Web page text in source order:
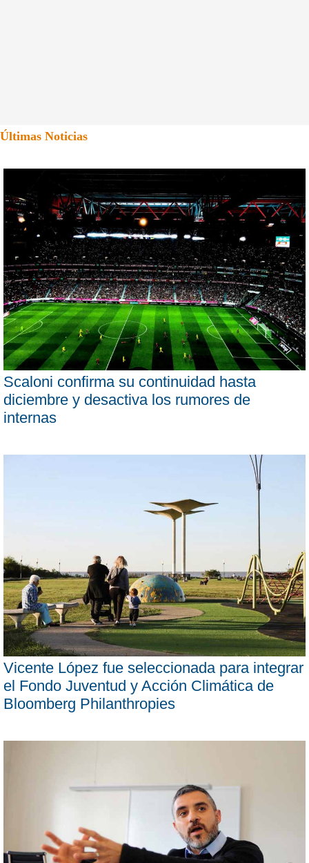
Últimas Noticias
Scaloni confirma su continuidad hasta
diciembre y desactiva los rumores de
internas
Vicente López fue seleccionada para integrar
el Fondo Juventud y Acción Climática de
Bloomberg Philanthropies